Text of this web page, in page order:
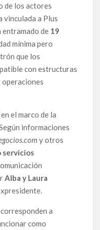
de los actores
vinculada a Plus
de 19
mínima pero
que los
con estructuras
operaciones
el marco de la
informaciones
y otros
Alba y Laura
a
como